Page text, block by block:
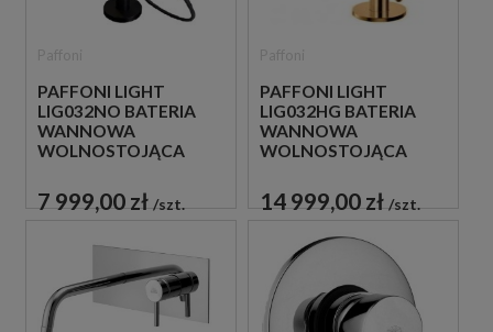
PAFFONI LIGHT
LIG032NO BATERIA
WANNOWA
WOLNOSTOJĄCA
7 999,00 zł szt.
PAFFONI LIGHT
LIG032HG BATERIA
WANNOWA
WOLNOSTOJĄCA
14 999,00 zł szt.